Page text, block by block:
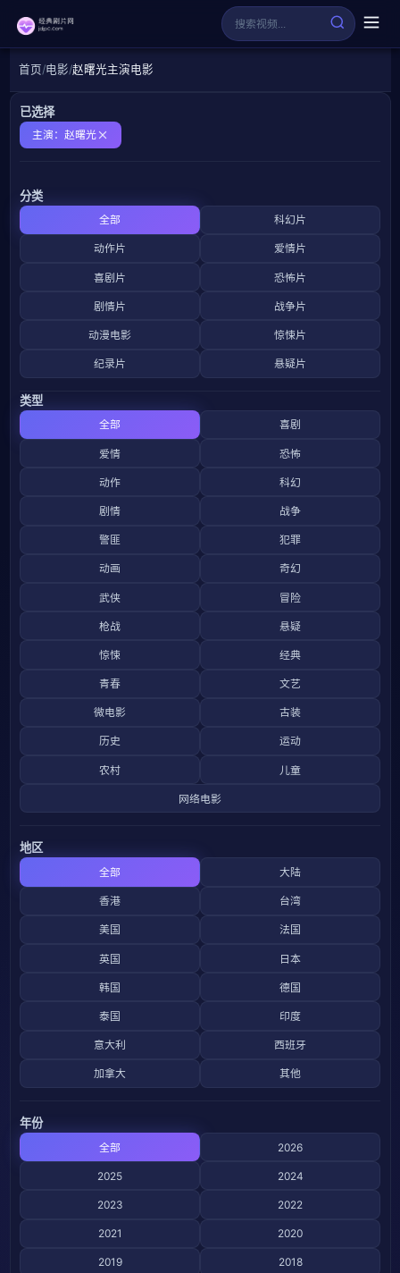
首页 电影 赵曙光主演电影
已选择
主演：赵曙光
分类
全部 科幻片
动作片 爱情片
喜剧片 恐怖片
剧情片 战争片
动漫电影 惊悚片
纪录片 悬疑片
类型
全部 喜剧
爱情 恐怖
动作 科幻
剧情 战争
警匪 犯罪
动画 奇幻
武侠 冒险
枪战 悬疑
惊悚 经典
青春 文艺
微电影 古装
历史 运动
农村 儿童
网络电影
地区
全部 大陆
香港 台湾
美国 法国
英国 日本
韩国 德国
泰国 印度
意大利 西班牙
加拿大 其他
年份
全部 2026
2025 2024
2023 2022
2021 2020
2019 2018